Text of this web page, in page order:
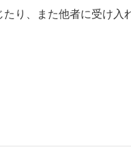
り、また他者に受け入